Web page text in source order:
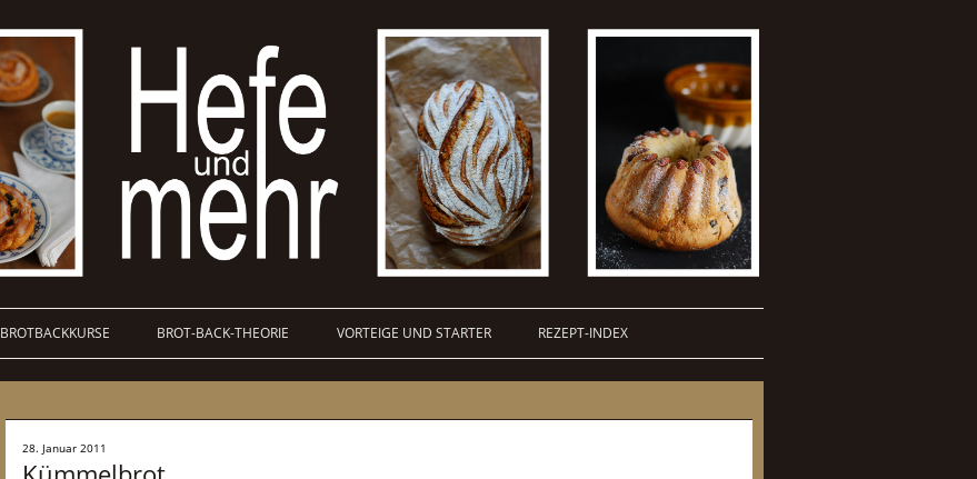
BROTBACKKURSE BROT-BACK-THEORIE VORTEIGE UND STARTER REZEPT-INDEX
28. Januar 2011